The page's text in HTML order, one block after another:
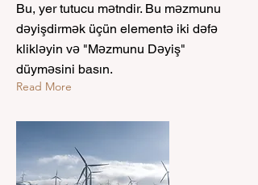
Bu, yer tutucu mətndir. Bu məzmunu
dəyişdirmək üçün elementə iki dəfə
klikləyin və "Məzmunu Dəyiş"
düyməsini basın.
Read More